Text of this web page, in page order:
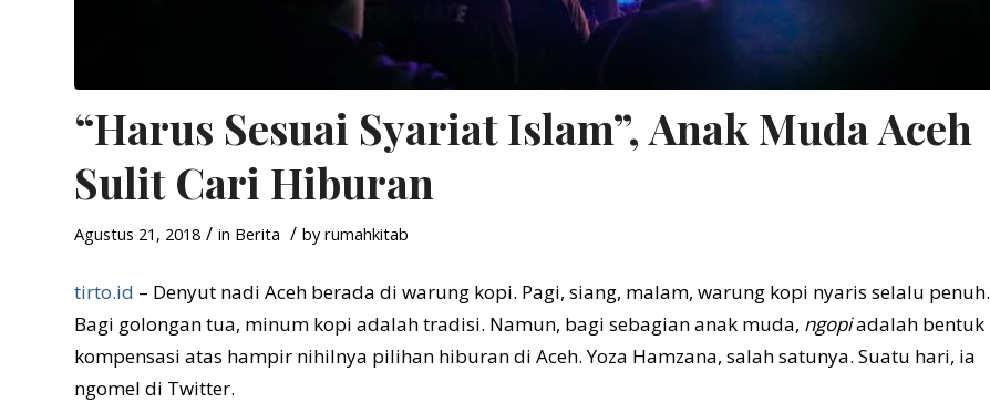
“Harus Sesuai Syariat Islam”, Anak Muda Aceh
Sulit Cari Hiburan
Agustus 21, 2018 / in Berita / byrumahkitab
tirto.id – Denyut nadi Aceh berada di warung kopi. Pagi, siang, malam, warung kopi nyaris selalu penuh.
Bagi golongan tua, minum kopi adalah tradisi. Namun, bagi sebagian anak muda, ngopiadalah bentuk
kompensasi atas hampir nihilnya pilihan hiburan di Aceh. Yoza Hamzana, salah satunya. Suatu hari, ia
ngomel di Twitter.